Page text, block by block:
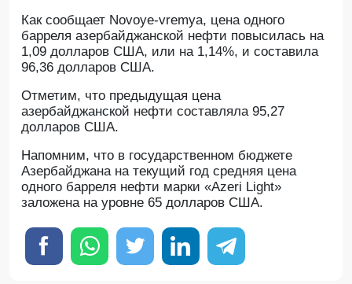
Как сообщает Novoye-vremya, цена одного
барреля азербайджанской нефти повысилась на
1,09 долларов США, или на 1,14%, и составила
96,36 долларов США.
Отметим, что предыдущая цена
азербайджанской нефти составляла 95,27
долларов США.
Напомним, что в государственном бюджете
Азербайджана на текущий год средняя цена
одного барреля нефти марки «Azeri Light»
заложена на уровне 65 долларов США.